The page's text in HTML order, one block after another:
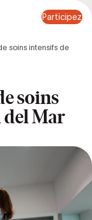
Participez
soins intensifs de
soins
Mar